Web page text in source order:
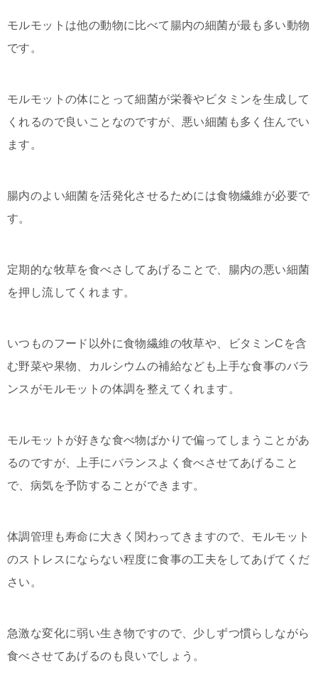
モルモットは他の動物に比べて腸内の細菌が最も多い動物
です。
モルモットの体にとって細菌が栄養やビタミンを生成して
くれるので良いことなのですが、悪い細菌も多く住んでい
ます。
腸内のよい細菌を活発化させるためには食物繊維が必要で
す。
定期的な牧草を食べさしてあげることで、腸内の悪い細菌
を押し流してくれます。
いつものフード以外に食物繊維の牧草や、ビタミンCを含
む野菜や果物、カルシウムの補給なども上手な食事のバラ
ンスがモルモットの体調を整えてくれます。
モルモットが好きな食べ物ばかりで偏ってしまうことがあ
るのですが、上手にバランスよく食べさせてあげること
で、病気を予防することができます。
体調管理も寿命に大きく関わってきますので、モルモット
のストレスにならない程度に食事の工夫をしてあげてくだ
さい。
急激な変化に弱い生き物ですので、少しずつ慣らしながら
食べさせてあげるのも良いでしょう。